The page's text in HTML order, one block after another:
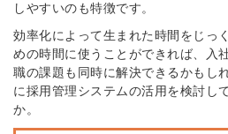
しやすいのも特徴です。
効率化によって生まれた時間をじっ
めの時間に使うことができれば、入
職の課題も同時に解決できるかもし
に採用管理システムの活用を検討し
か。